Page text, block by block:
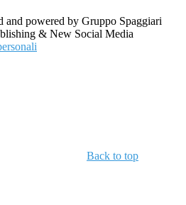
and powered by Gruppo Spaggiari
& New Social Media
Back to top